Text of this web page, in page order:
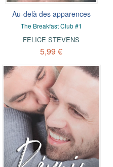
Au-delà des apparences
The Breakfast Club #1
FELICE STEVENS
5,99 €